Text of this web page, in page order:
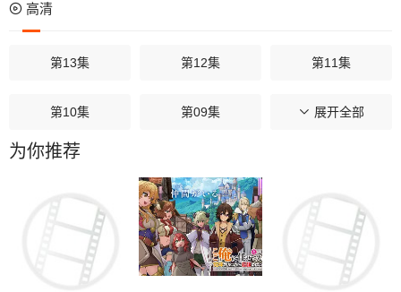
高清
第13集 第12集 第11集
第10集 第09集 第08集
第07集
第03集
第01集
展开全部
为你推荐